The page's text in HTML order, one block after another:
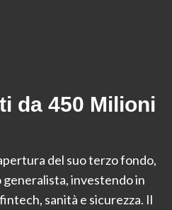
da 450 Milioni
del suo terzo fondo,
investendo in
sanità e sicurezza. Il